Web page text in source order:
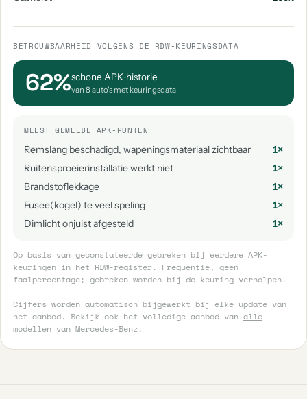
BETROUWBAARHEID VOLGENS DE RDW-KEURINGSDATA
62%schone APK‑historie
van 8 auto's met keuringsdata
MEEST GEMELDE APK-PUNTEN
Remslang beschadigd, wapeningsmateriaal zichtbaar
1×
Ruitensproeierinstallatie werkt niet
1×
Brandstoflekkage
1×
Fusee(kogel) te veel speling
1×
Dimlicht onjuist afgesteld
1×
Op basis van geconstateerde gebreken bij eerdere APK-
keuringen in het RDW-register. Frequentie, geen
faalpercentage; gebreken worden bij de keuring verholpen.
Cijfers worden automatisch bijgewerkt bij elke update van
het aanbod. Bekijk ook het volledige aanbod van alle
modellen van Mercedes-Benz.